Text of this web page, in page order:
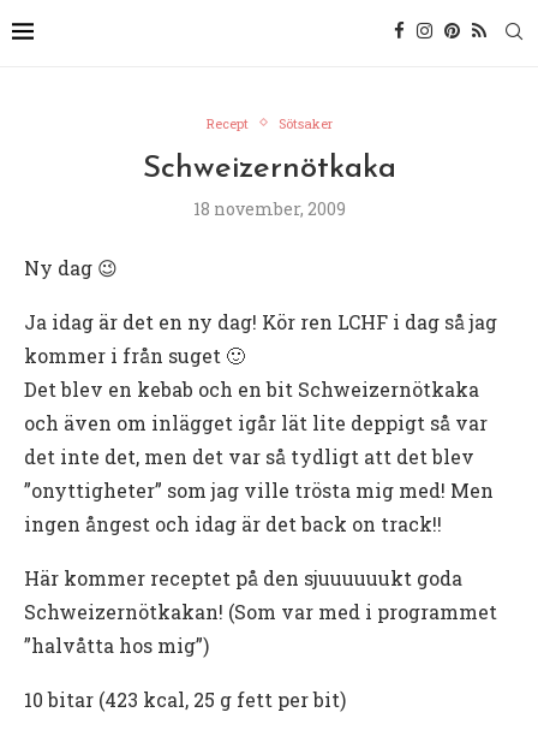
Recept Sötsaker
Schweizernötkaka
18 november, 2009
Ny dag 😉
Ja idag är det en ny dag! Kör ren LCHF i dag så jag
kommer i från suget 🙂
Det blev en kebab och en bit Schweizernötkaka
och även om inlägget igår lät lite deppigt så var
det inte det, men det var så tydligt att det blev
”onyttigheter” som jag ville trösta mig med! Men
ingen ångest och idag är det back on track!!
Här kommer receptet på den sjuuuuuukt goda
Schweizernötkakan! (Som var med i programmet
”halvåtta hos mig”)
10 bitar (423 kcal, 25 g fett per bit)